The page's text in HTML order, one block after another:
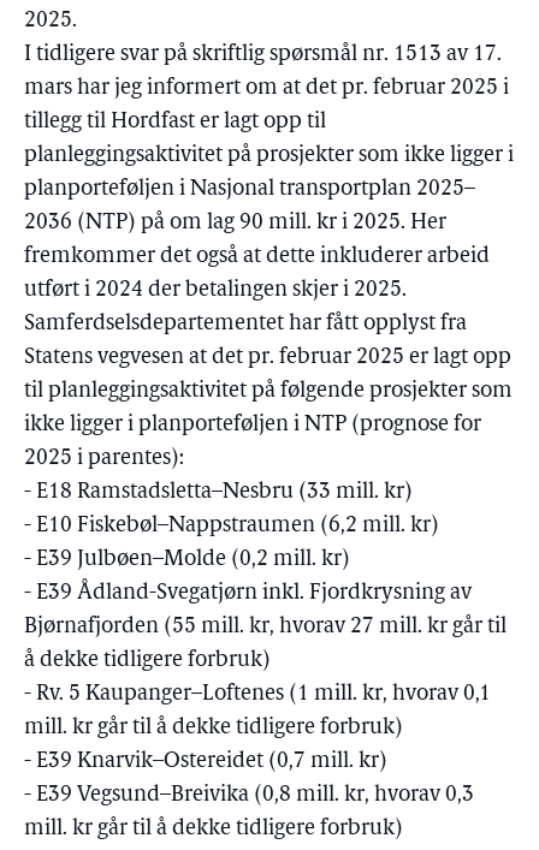
2025.
I tidligere svar på skriftlig spørsmål nr. 1513 av 17.
mars har jeg informert om at det pr. februar 2025 i
tillegg til Hordfast er lagt opp til
planleggingsaktivitet på prosjekter som ikke ligger i
planporteføljen i Nasjonal transportplan 2025–
2036 (NTP) på om lag 90 mill. kr i 2025. Her
fremkommer det også at dette inkluderer arbeid
utført i 2024 der betalingen skjer i 2025.
Samferdselsdepartementet har fått opplyst fra
Statens vegvesen at det pr. februar 2025 er lagt opp
til planleggingsaktivitet på følgende prosjekter som
ikke ligger i planporteføljen i NTP (prognose for
2025 i parentes):
- E18 Ramstadsletta–Nesbru (33 mill. kr)
- E10 Fiskebøl–Nappstraumen (6,2 mill. kr)
- E39 Julbøen–Molde (0,2 mill. kr)
- E39 Ådland-Svegatjørn inkl. Fjordkrysning av
Bjørnafjorden (55 mill. kr, hvorav 27 mill. kr går til
å dekke tidligere forbruk)
- Rv. 5 Kaupanger–Loftenes (1 mill. kr, hvorav 0,1
mill. kr går til å dekke tidligere forbruk)
- E39 Knarvik–Ostereidet (0,7 mill. kr)
- E39 Vegsund–Breivika (0,8 mill. kr, hvorav 0,3
mill. kr går til å dekke tidligere forbruk)